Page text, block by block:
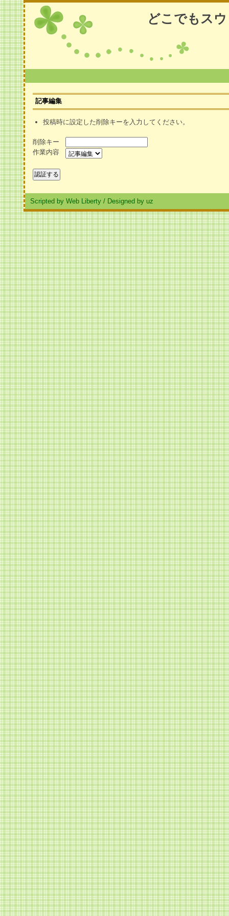
どこでもス
記事編集
投稿時に設定した削除キーを入力してください。
削除キー
作業内容
Scripted by Web Liberty / Designed by uz